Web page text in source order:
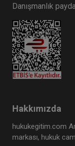
Danışmanlık
Hakkımızda
hukukegitim.com
markası, hukuk